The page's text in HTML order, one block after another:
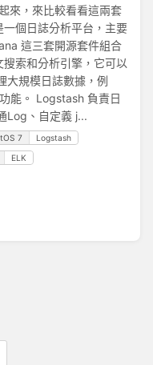
來，來比較看看這兩套
一個日誌分析平台，主要
這三套開源套件組合
索和分析引擎，它可以
大規模日誌數據，例
能。 Logstash 負責日
Log、自定義 j...
7 Logstash
ELK